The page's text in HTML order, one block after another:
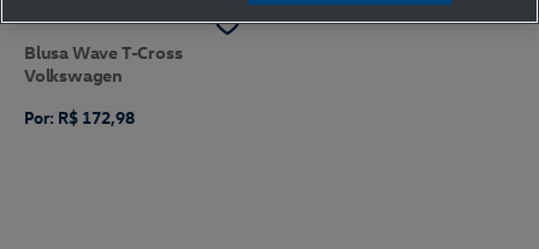
Blusa Wave T-Cross
Volkswagen
Por: R$ 172,98